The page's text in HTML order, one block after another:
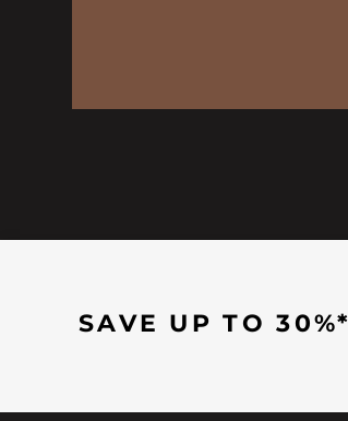
SAVE UP TO 30%*